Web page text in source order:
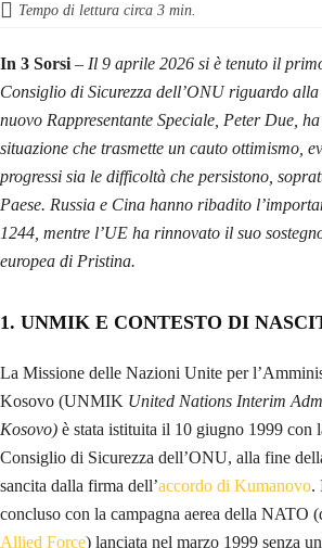
Tempo di lettura circa 3 min.
In 3 Sorsi – Il 9 aprile 2026 si è tenuto il
Consiglio di Sicurezza dell’ONU riguardo
nuovo Rappresentante Speciale, Peter Due,
situazione che trasmette un cauto ottimismo,
progressi sia le difficoltà che persistono,
Paese. Russia e Cina hanno ribadito
1244, mentre l’UE ha rinnovato il suo
europea di Pristina.
1. UNMIK E CONTESTO DI
La Missione delle Nazioni Unite per
Kosovo (UNMIK United Nations Interim
Kosovo) è stata istituita il 10 giugno 1999 con
Consiglio di Sicurezza dell’ONU, alla fine
sancita dalla firma dell’accordo di Kumanovo.
concluso con la campagna aerea della NATO
Allied Force) lanciata nel marzo 1999 senza